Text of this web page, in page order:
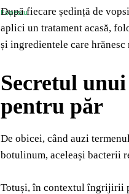
După fiecare ședință de
aplici un tratament acasă,
și ingredientele care
Secretul
pentru păr
De obicei, când auzi
botulinum, aceleași bacterii
Totuși, în contextul îngrijirii